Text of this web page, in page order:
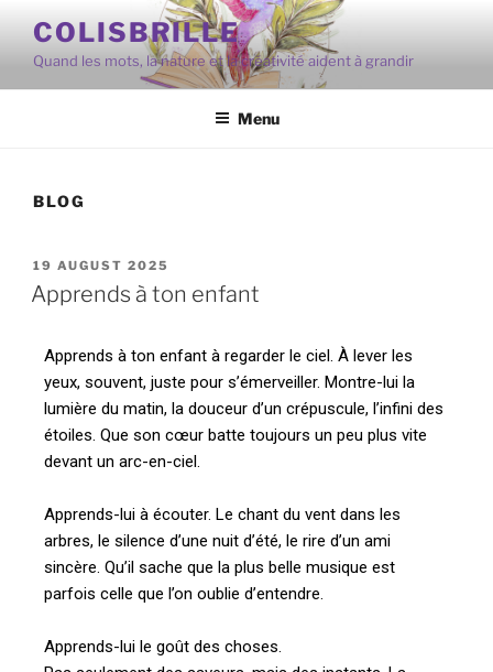
COLISBRILLE
Quand les mots, la nature et la créativité aident à grandir
Menu
BLOG
19 AUGUST 2025
Apprends à ton enfant
Apprends à ton enfant à regarder le ciel. À lever les
yeux, souvent, juste pour s’émerveiller. Montre-lui la
lumière du matin, la douceur d’un crépuscule, l’infini des
étoiles. Que son cœur batte toujours un peu plus vite
devant un arc-en-ciel.
Apprends-lui à écouter. Le chant du vent dans les
arbres, le silence d’une nuit d’été, le rire d’un ami
sincère. Qu’il sache que la plus belle musique est
parfois celle que l’on oublie d’entendre.
Apprends-lui le goût des choses.